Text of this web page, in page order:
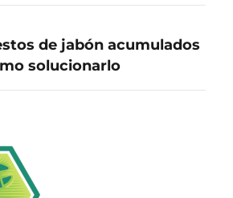
de jabón acumulados
solucionarlo